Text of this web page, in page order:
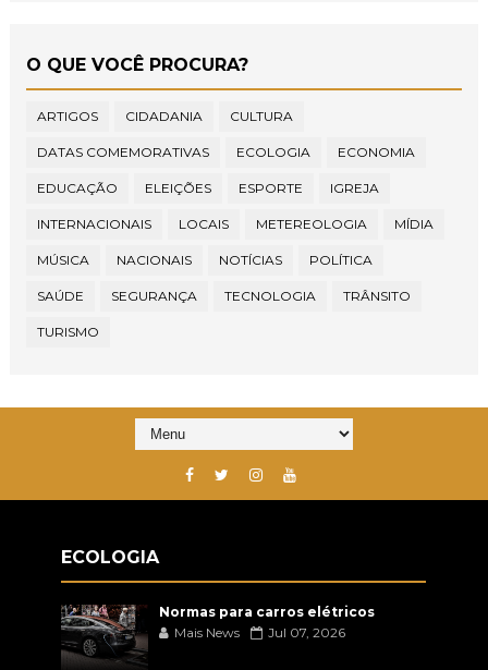
O QUE VOCÊ PROCURA?
ARTIGOS CIDADANIA CULTURA
DATAS COMEMORATIVAS ECOLOGIA ECONOMIA
EDUCAÇÃO ELEIÇÕES ESPORTE IGREJA
INTERNACIONAIS LOCAIS METEREOLOGIA MÍDIA
MÚSICA NACIONAIS NOTÍCIAS POLÍTICA
SAÚDE SEGURANÇA TECNOLOGIA TRÂNSITO
TURISMO
ECOLOGIA
Normas para carros elétricos
Mais News
Jul 07, 2026